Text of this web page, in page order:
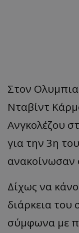
Στον
Νταβίντ
Ανγκολέζου
για την 3η
ανακοίνωσαν
Δίχως να
διάρκεια
σύμφωνα με